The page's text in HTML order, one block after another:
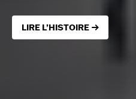
LIRE L’HISTOIRE